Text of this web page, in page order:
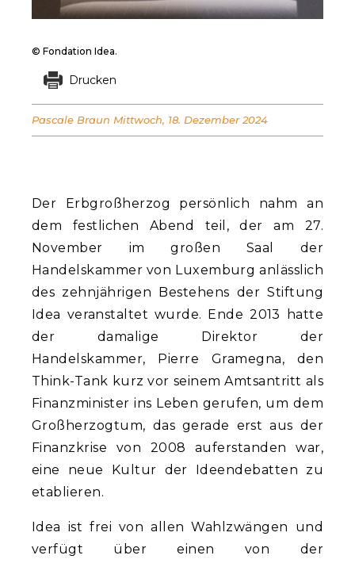
Der Erbgroßherzog persönlich nahm an
dem festlichen Abend teil, der am 27.
November im großen Saal der
Handelskammer von Luxemburg anlässlich
des zehnjährigen Bestehens der Stiftung
Idea veranstaltet wurde. Ende 2013 hatte
der damalige Direktor der
Handelskammer, Pierre Gramegna, den
Think-Tank kurz vor seinem Amtsantritt als
Finanzminister ins Leben gerufen, um dem
Großherzogtum, das gerade erst aus der
Finanzkrise von 2008 auferstanden war,
eine neue Kultur der Ideendebatten zu
etablieren.
Idea ist frei von allen Wahlzwängen und
verfügt über einen von der
© Fondation Idea.
Drucken
Pascale Braun Mittwoch, 18. Dezember 2024